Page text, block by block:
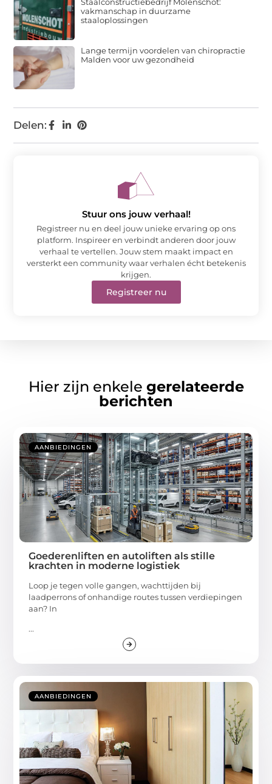
Delen:
vakmanschap in duurzame
staaloplossingen
Lange termijn voordelen van chiropractie
Malden voor uw gezondheid
Stuur ons jouw verhaal!
Registreer nu en deel jouw unieke ervaring op ons
platform. Inspireer en verbindt anderen door jouw
verhaal te vertellen. Jouw stem maakt impact en
versterkt een community waar verhalen écht betekenis
krijgen.
Registreer nu
Hier zijn enkele gerelateerde
berichten
AANBIEDINGEN
Goederenliften en autoliften als stille
krachten in moderne logistiek
Loop je tegen volle gangen, wachttijden bij
laadperrons of onhandige routes tussen verdiepingen
aan? In
...
AANBIEDINGEN